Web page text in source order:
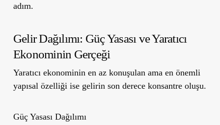
adım.
Gelir Dağılımı: Güç Yasası ve Yaratıcı
Ekonominin Gerçeği
Yaratıcı ekonominin en az konuşulan ama en önemli
yapısal özelliği ise gelirin son derece konsantre oluşu.
Güç Yasası Dağılımı